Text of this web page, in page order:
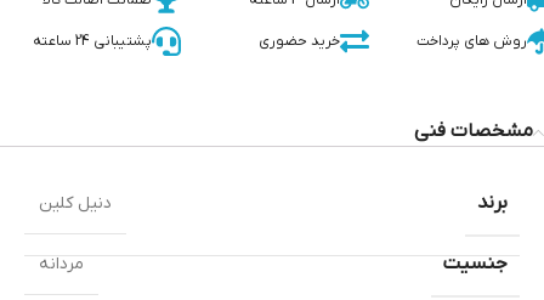
روش های پرداخت خرید حضوری پشتیبانی 24 ساعته
مشخصات فنی
جنسیت مردانه
برند دنیل کلین